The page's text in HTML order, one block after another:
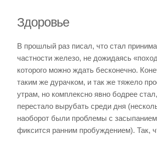
Здоровье
В прошлый раз писал, что стал
частности железо, не дожидаясь
которого можно ждать бесконечно.
таким же дурачком, и так же тяжело
утрам, но комплексно явно бодрее
перестало вырубать среди дня
наоборот были проблемы с
фиксится ранним пробуждением). Так,